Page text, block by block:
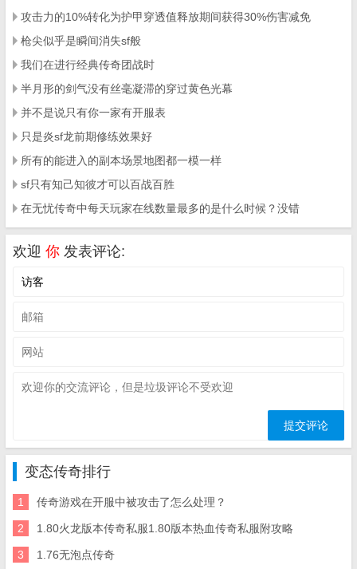
攻击力的10%转化为护甲穿透值释放期间获得30%伤害减免
枪尖似乎是瞬间消失sf般
我们在进行经典传奇团战时
半月形的剑气没有丝毫凝滞的穿过黄色光幕
并不是说只有你一家有开服表
只是炎sf龙前期修练效果好
所有的能进入的副本场景地图都一模一样
sf只有知己知彼才可以百战百胜
在无忧传奇中每天玩家在线数量最多的是什么时候？没错
欢迎 你 发表评论:
变态传奇排行
1 传奇游戏在开服中被攻击了怎么处理？
2 1.80火龙版本传奇私服1.80版本热血传奇私服附攻略
3 1.76无泡点传奇